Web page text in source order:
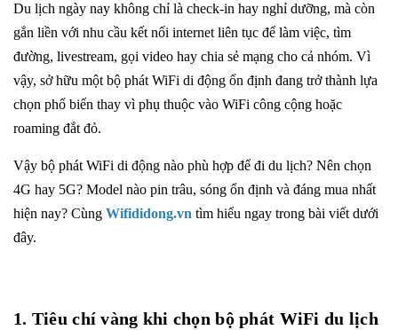
Du lịch ngày nay không chỉ là check-in hay nghỉ dưỡng, mà còn
gắn liền với nhu cầu kết nối internet liên tục để làm việc, tìm
đường, livestream, gọi video hay chia sẻ mạng cho cả nhóm. Vì
vậy, sở hữu một bộ phát WiFi di động ổn định đang trở thành lựa
chọn phổ biến thay vì phụ thuộc vào WiFi công cộng hoặc
roaming đắt đỏ.
Vậy bộ phát WiFi di động nào phù hợp để đi du lịch? Nên chọn
4G hay 5G? Model nào pin trâu, sóng ổn định và đáng mua nhất
hiện nay? Cùng Wifididong.vn tìm hiểu ngay trong bài viết dưới
đây.
1. Tiêu chí vàng khi chọn bộ phát WiFi du lịch